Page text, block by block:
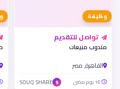
وظيفة
تواصل للتقديم
مندوب مبيعات
القاهرة, مصر
S
SOUQ SHARE